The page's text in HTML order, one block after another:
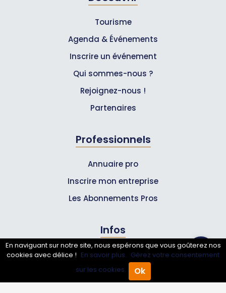
Annuaire Pro Agenda
Tourisme
Agenda & Événements
Inscrire un événement
Qui sommes-nous ?
Rejoignez-nous !
Partenaires
Professionnels
Annuaire pro
Inscrire mon entreprise
Les Abonnements Pros
Infos
Mentions légales et CGV
Suivez-nous
En naviguant sur notre site, nous espérons que vous goûterez nos
cookies avec délice ! En savoir plus. Gérez votre consentement
sur les cookies.
Ok